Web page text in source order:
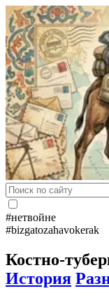
#нетвойне
#bizgatozahavokerak
Костно-
История